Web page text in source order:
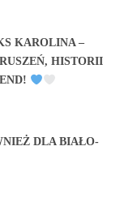
KAROLINA –
HISTORII
DLA BIAŁO-